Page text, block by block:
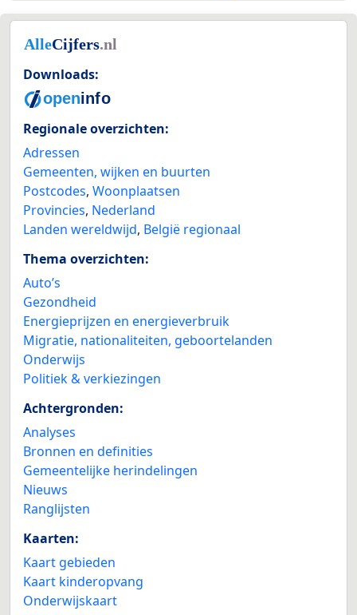
Downloads:
Regionale overzichten:
Adressen
Gemeenten, wijken en buurten
Postcodes, Woonplaatsen
Provincies, Nederland
Landen wereldwijd, België regionaal
Thema overzichten:
Auto’s
Gezondheid
Energieprijzen en energieverbruik
Migratie, nationaliteiten, geboortelanden
Onderwijs
Politiek & verkiezingen
Achtergronden:
Analyses
Bronnen en definities
Gemeentelijke herindelingen
Nieuws
Ranglijsten
Kaarten:
Kaart gebieden
Kaart kinderopvang
Onderwijskaart